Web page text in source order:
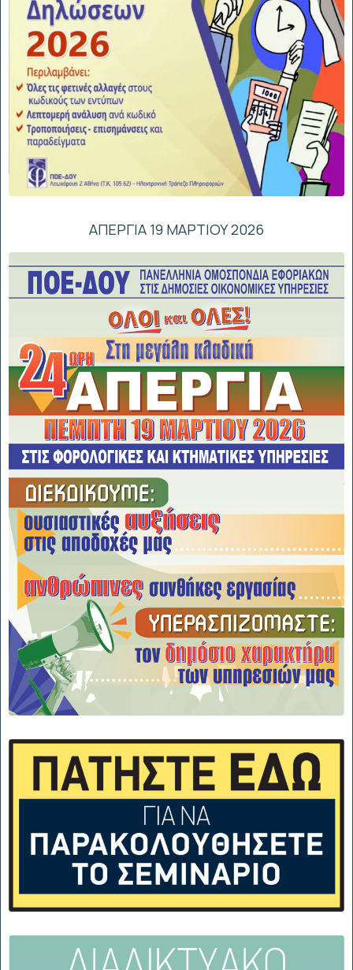
ΑΠΕΡΓΙΑ 19 ΜΑΡΤΙΟΥ 2026